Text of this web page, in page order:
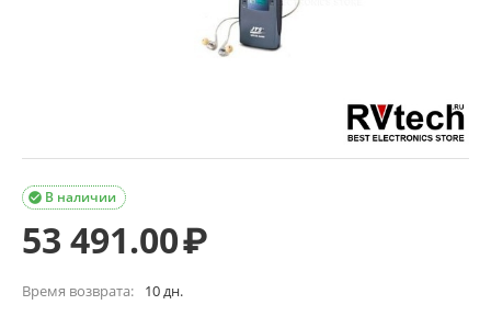
В наличии

53 491.00₽
Время возврата: 10 дн.